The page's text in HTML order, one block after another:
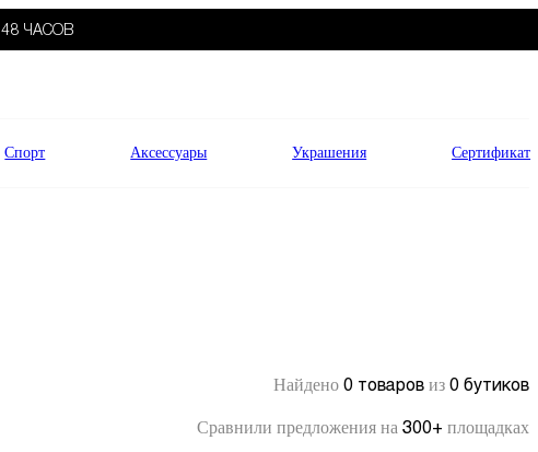
48 ЧАСОВ
Спорт Аксессуары Украшения Сертификат
Найдено 0 товаров из 0 бутиков
Сравнили предложения на 300+ площадках